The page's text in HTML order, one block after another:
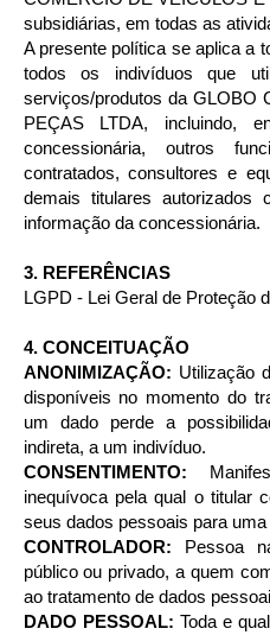
subsidiárias, em todas as
A presente política se aplica a
todos os indivíduos que
serviços/produtos da GLOBO
PEÇAS LTDA, incluindo,
concessionária, outros
contratados, consultores e
demais titulares
informação da concessionária.
3. REFERÊNCIAS
LGPD - Lei Geral de Proteção
4. CONCEITUAÇÃO
ANONIMIZAÇÃO: Utilização
disponíveis no momento do
um dado perde a
indireta, a um indivíduo.
CONSENTIMENTO:
inequívoca pela qual o titular
seus dados pessoais para
CONTROLADOR: Pessoa
público ou privado, a quem
ao tratamento de dados
DADO PESSOAL: Toda e